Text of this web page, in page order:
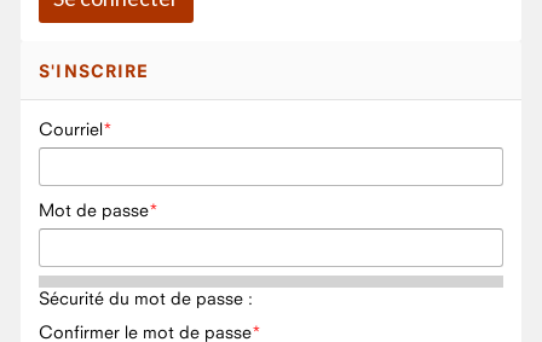
S'INSCRIRE
Courriel
Mot de passe
Sécurité du mot de passe :
Confirmer le mot de passe